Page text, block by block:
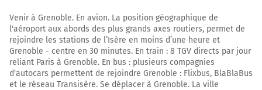
A42
A40
Varambon
Priay
10,1 km
Venir à Grenoble. En avion. La position géographique de
l'aéroport aux abords des plus grands axes routiers, permet de
rejoindre les stations de l’Isère en moins d’une heure et
Grenoble - centre en 30 minutes. En train : 8 TGV directs par jour
reliant Paris à Grenoble. En bus : plusieurs compagnies
d'autocars permettent de rejoindre Grenoble : Flixbus, BlaBlaBus
et le réseau Transisère. Se déplacer à Grenoble. La ville